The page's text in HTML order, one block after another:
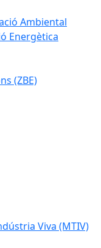
Ambiental
Energètica
(ZBE)
Viva (MTIV)